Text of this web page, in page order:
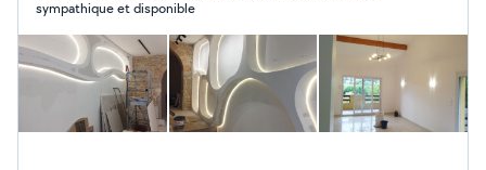
sympathique et disponible